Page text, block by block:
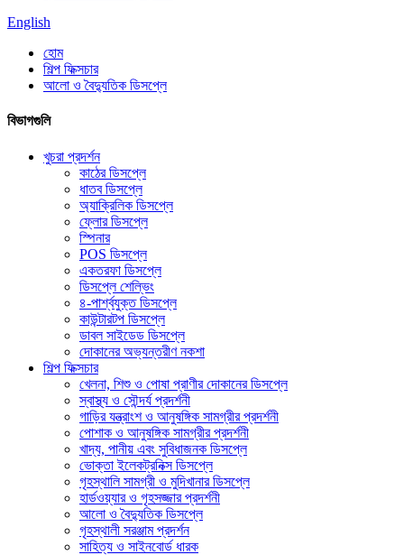
English
হোম
শিল্প ফিক্সচার
আলো ও বৈদ্যুতিক ডিসপ্লে
বিভাগগুলি
খুচরা প্রদর্শন
কাঠের ডিসপ্লে
ধাতব ডিসপ্লে
অ্যাক্রিলিক ডিসপ্লে
ফ্লোর ডিসপ্লে
স্পিনার
POS ডিসপ্লে
একতরফা ডিসপ্লে
ডিসপ্লে শেল্ভিং
৪-পার্শ্বযুক্ত ডিসপ্লে
কাউন্টারটপ ডিসপ্লে
ডাবল সাইডেড ডিসপ্লে
দোকানের অভ্যন্তরীণ নকশা
শিল্প ফিক্সচার
খেলনা, শিশু ও পোষা প্রাণীর দোকানের ডিসপ্লে
স্বাস্থ্য ও সৌন্দর্য প্রদর্শনী
গাড়ির যন্ত্রাংশ ও আনুষঙ্গিক সামগ্রীর প্রদর্শনী
পোশাক ও আনুষঙ্গিক সামগ্রীর প্রদর্শনী
খাদ্য, পানীয় এবং সুবিধাজনক ডিসপ্লে
ভোক্তা ইলেকট্রনিক্স ডিসপ্লে
গৃহস্থালি সামগ্রী ও মুদিখানার ডিসপ্লে
হার্ডওয়্যার ও গৃহসজ্জার প্রদর্শনী
আলো ও বৈদ্যুতিক ডিসপ্লে
গৃহস্থালী সরঞ্জাম প্রদর্শন
সাহিত্য ও সাইনবোর্ড ধারক